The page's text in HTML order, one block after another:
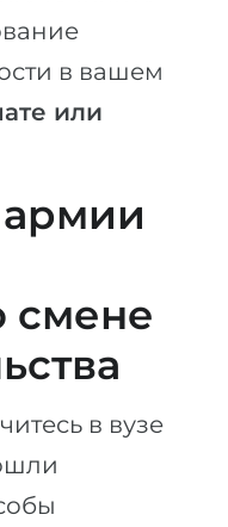
в вашем
или
армии
смене
в вузе